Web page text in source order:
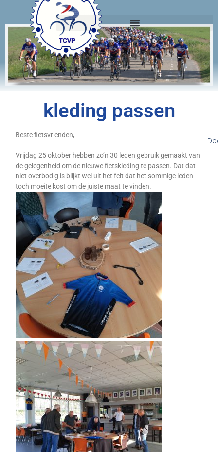
kleding passen
Beste fietsvrienden,
Vrijdag 25 oktober hebben zo’n 30 leden gebruik gemaakt van
de gelegenheid om de nieuwe fietskleding te passen. Dat dat
niet overbodig is blijkt wel uit het feit dat het sommige leden
toch moeite kost om de juiste maat te vinden.